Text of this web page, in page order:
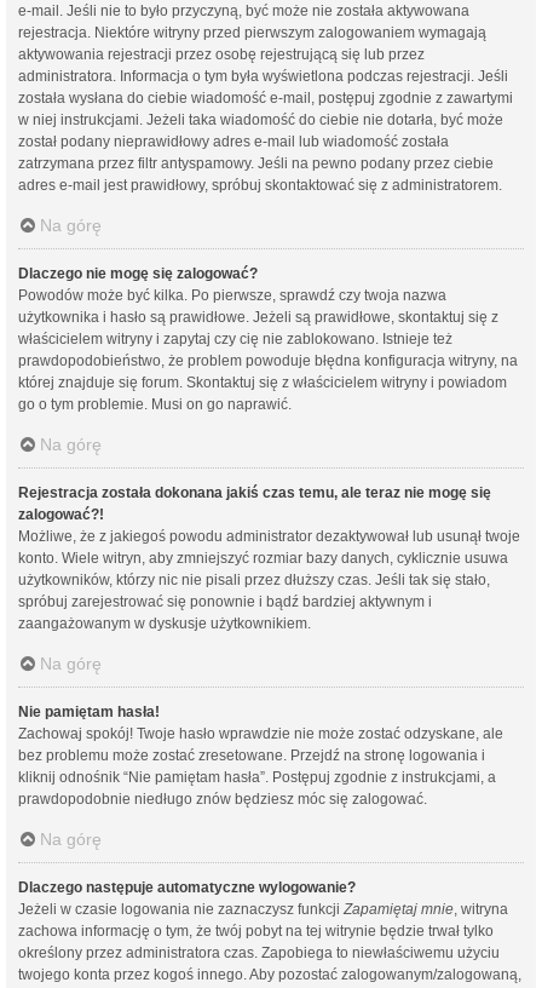
e-mail. Jeśli nie to było przyczyną, być może nie została aktywowana
rejestracja. Niektóre witryny przed pierwszym zalogowaniem wymagają
aktywowania rejestracji przez osobę rejestrującą się lub przez
administratora. Informacja o tym była wyświetlona podczas rejestracji. Jeśli
została wysłana do ciebie wiadomość e-mail, postępuj zgodnie z zawartymi
w niej instrukcjami. Jeżeli taka wiadomość do ciebie nie dotarła, być może
został podany nieprawidłowy adres e-mail lub wiadomość została
zatrzymana przez filtr antyspamowy. Jeśli na pewno podany przez ciebie
adres e-mail jest prawidłowy, spróbuj skontaktować się z administratorem.
Na górę
Dlaczego nie mogę się zalogować?
Powodów może być kilka. Po pierwsze, sprawdź czy twoja nazwa
użytkownika i hasło są prawidłowe. Jeżeli są prawidłowe, skontaktuj się z
właścicielem witryny i zapytaj czy cię nie zablokowano. Istnieje też
prawdopodobieństwo, że problem powoduje błędna konfiguracja witryny, na
której znajduje się forum. Skontaktuj się z właścicielem witryny i powiadom
go o tym problemie. Musi on go naprawić.
Na górę
Rejestracja została dokonana jakiś czas temu, ale teraz nie mogę się
zalogować?!
Możliwe, że z jakiegoś powodu administrator dezaktywował lub usunął twoje
konto. Wiele witryn, aby zmniejszyć rozmiar bazy danych, cyklicznie usuwa
użytkowników, którzy nic nie pisali przez dłuższy czas. Jeśli tak się stało,
spróbuj zarejestrować się ponownie i bądź bardziej aktywnym i
zaangażowanym w dyskusje użytkownikiem.
Na górę
Nie pamiętam hasła!
Zachowaj spokój! Twoje hasło wprawdzie nie może zostać odzyskane, ale
bez problemu może zostać zresetowane. Przejdź na stronę logowania i
kliknij odnośnik “Nie pamiętam hasła”. Postępuj zgodnie z instrukcjami, a
prawdopodobnie niedługo znów będziesz móc się zalogować.
Na górę
Dlaczego następuje automatyczne wylogowanie?
Jeżeli w czasie logowania nie zaznaczysz funkcji Zapamiętaj mnie, witryna
zachowa informację o tym, że twój pobyt na tej witrynie będzie trwał tylko
określony przez administratora czas. Zapobiega to niewłaściwemu użyciu
twojego konta przez kogoś innego. Aby pozostać zalogowanym/zalogowaną,